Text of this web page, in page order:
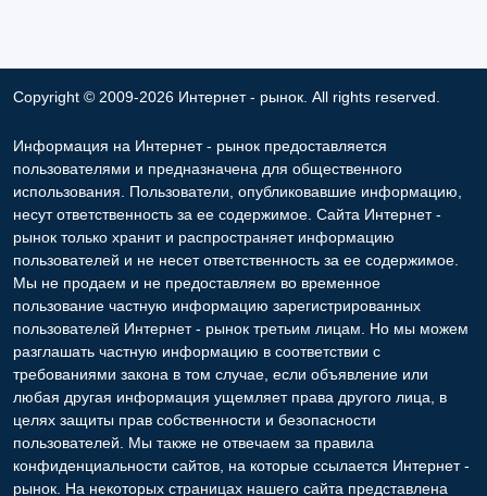
Copyright © 2009-2026 Интернет - рынок. All rights reserved.
Информация на Интернет - рынок предоставляется
пользователями и предназначена для общественного
использования. Пользователи, опубликовавшие информацию,
несут ответственность за ее содержимое. Сайта Интернет -
рынок только хранит и распространяет информацию
пользователей и не несет ответственность за ее содержимое.
Мы не продаем и не предоставляем во временное
пользование частную информацию зарегистрированных
пользователей Интернет - рынок третьим лицам. Но мы можем
разглашать частную информацию в соответствии с
требованиями закона в том случае, если объявление или
любая другая информация ущемляет права другого лица, в
целях защиты прав собственности и безопасности
пользователей. Мы также не отвечаем за правила
конфиденциальности сайтов, на которые ссылается Интернет -
рынок. На некоторых страницах нашего сайта представлена